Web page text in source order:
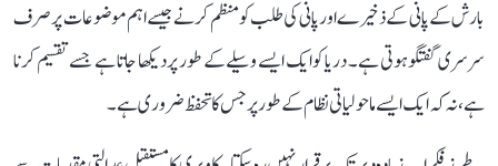
بارش کے پانی کے ذخیرے اور پانی کی طلب کو منظم کرنے جیسے اہم موضوعات پر صرف
سرسری گفتگو ہوتی ہے۔ دریا کو ایک ایسے وسیلے کے طور پر دیکھا جاتا ہے جسے تقسیم کرنا
ہے، نہ کہ ایک ایسے ماحولیاتی نظام کے طور پر جس کا تحفظ ضروری ہے۔